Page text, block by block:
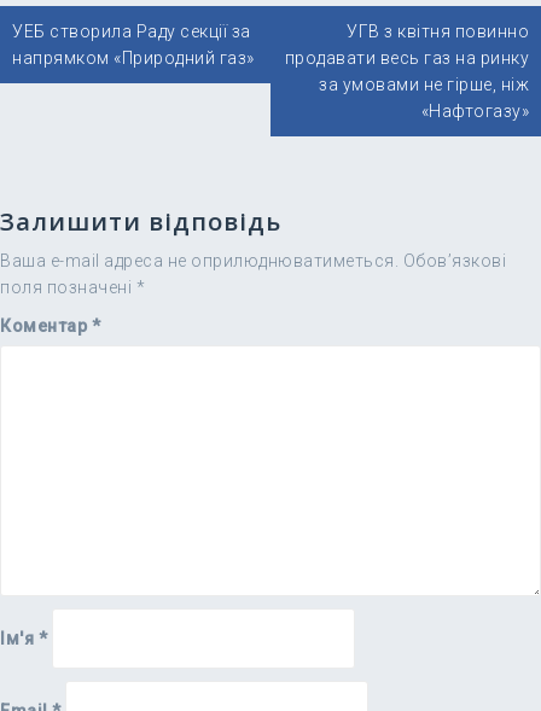
Навігація
записів
УЕБ створила Раду секції за
напрямком «Природний газ»
УГВ з квітня повинно
продавати весь газ на ринку
за умовами не гірше, ніж
«Нафтогазу»
Залишити відповідь
Ваша e-mail адреса не оприлюднюватиметься.
Обов’язкові
поля позначені *
Коментар *
Ім'я *